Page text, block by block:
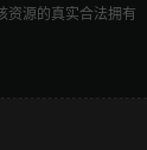
资源的真实合法拥有